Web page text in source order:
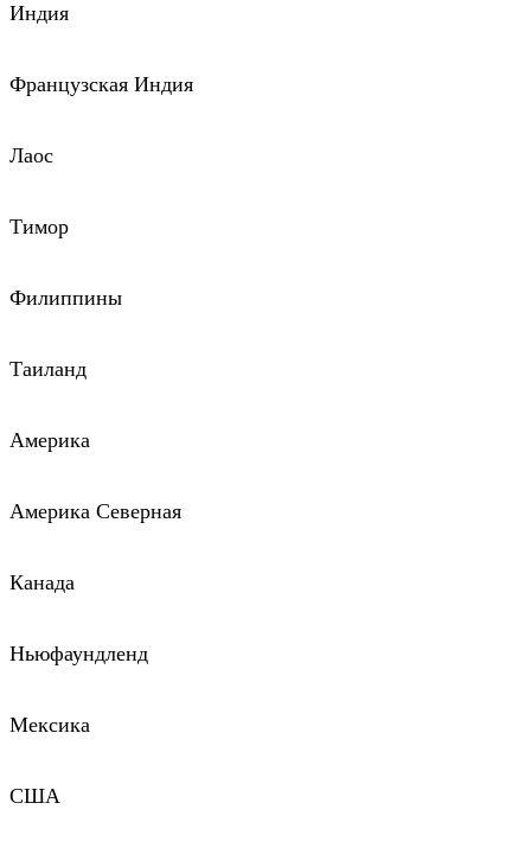
Индия
Французская Индия
Лаос
Тимор
Филиппины
Таиланд
Америка
Америка Северная
Канада
Ньюфаундленд
Мексика
США